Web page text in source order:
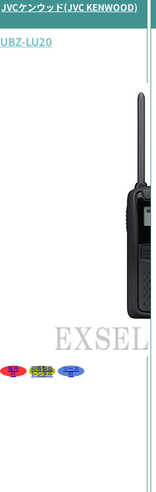
JVCケンウッド(JVC KENWOOD)
UBZ-LU20
販売
可
同等製品
レンタル
リース
可